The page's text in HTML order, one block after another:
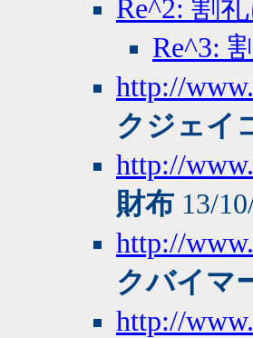
Re^2: 割
Re^3:
http://
クジェイ
http://
財布 13/
http://
クバイマ
http://